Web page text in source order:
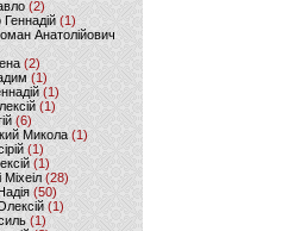
(2)
(1)
Анатолійович
(2)
(1)
(1)
(1)
(6)
Микола (1)
(1)
(1)
Міхеіл(28)
(50)
(1)
(1)